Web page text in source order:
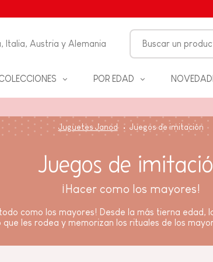
Italia, Austria y Alemania
POR EDAD
Juguetes Janod Juegos de imitación
Juegos de
¡Hacer como los mayores!
como los mayores! Desde la más tierna edad,
que les rodea y memorizan los rituales de los